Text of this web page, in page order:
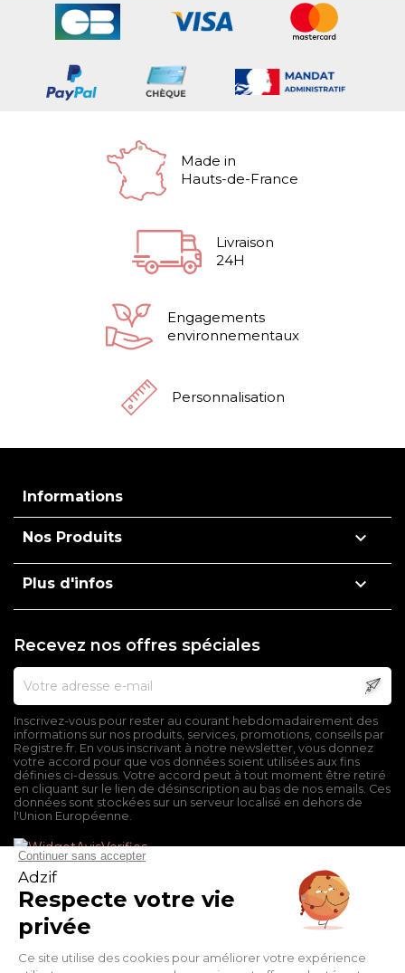
Made in
Hauts-de-France
Livraison
24H
Engagements
environnementaux
Personnalisation
Informations
Nos Produits 
Plus d'infos 
Recevez nos offres spéciales
Inscrivez-vous pour rester au courant hebdomadairement des
informations sur nos produits, services, promotions, conseils par
Registre.fr. En vous inscrivant à notre newsletter, vous donnez
votre accord pour que vos données soient utilisées aux fins
définies ci-dessus. Votre accord peut à tout moment être retiré
en cliquant sur le lien de désinscription au bas de nos emails. Ces
données sont stockées sur un serveur localisé en dehors de
l'Union Européenne.